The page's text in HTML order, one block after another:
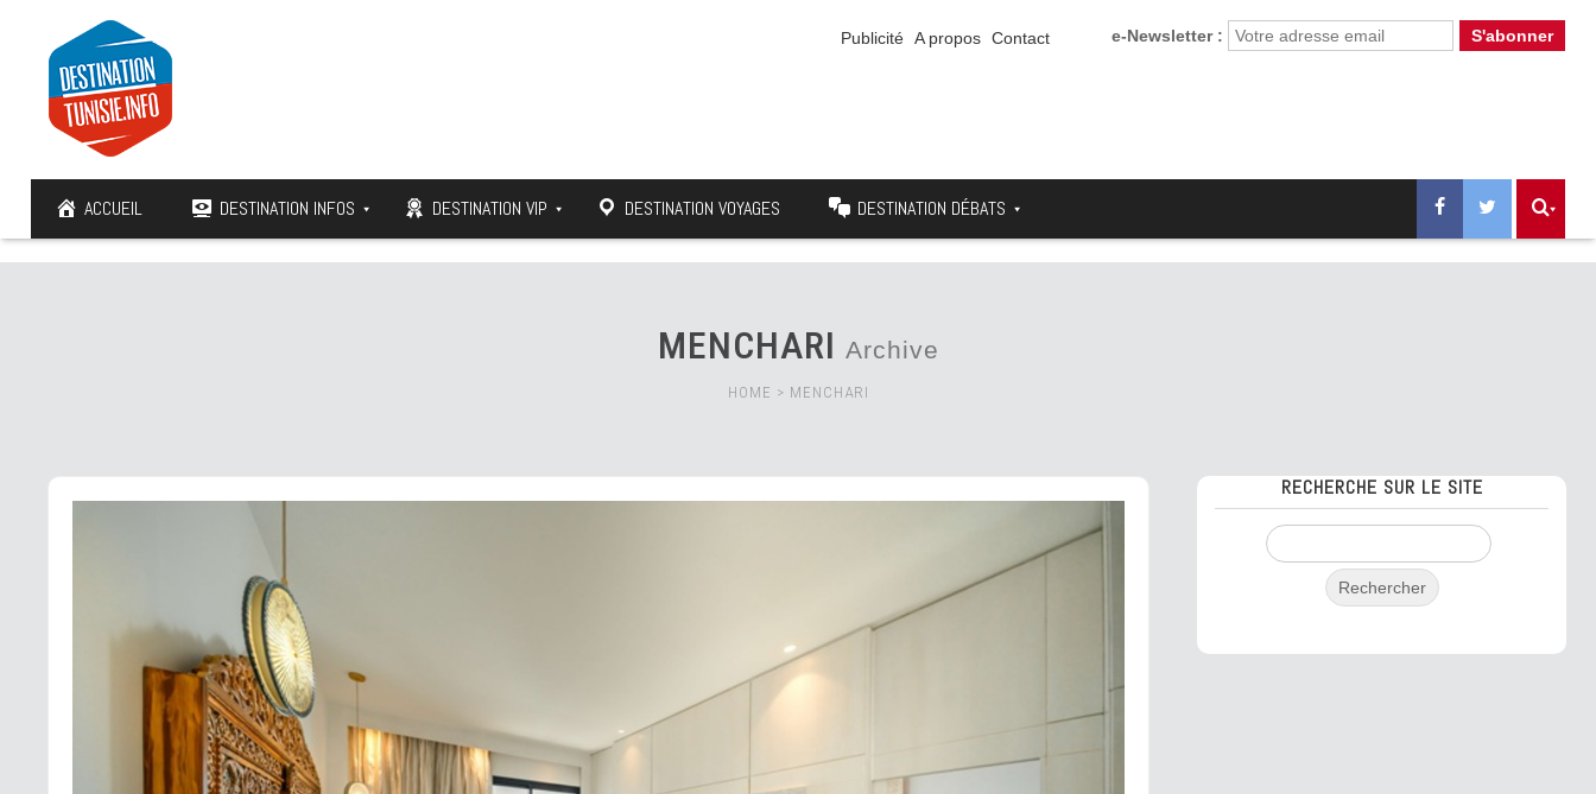
e-Newsletter :
Publicité A propos Contact
ACCUEIL DESTINATION INFOS DESTINATION VIP DESTINATION VOYAGES DESTINATION DÉBATS
MENCHARI Archive
HOME > MENCHARI
RECHERCHE SUR LE SITE